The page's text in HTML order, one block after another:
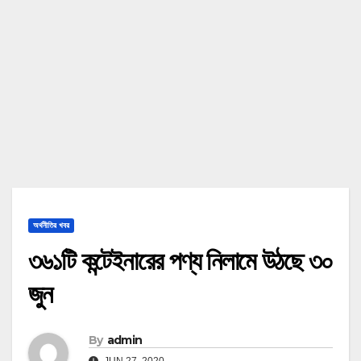
অর্থনীতির খবর
৩৬১টি কন্টেইনারের পণ্য নিলামে উঠছে ৩০
জুন
By admin